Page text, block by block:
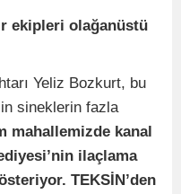
ekipleri olağanüstü
Yeliz Bozkurt, bu
sineklerin fazla
mahallemizde kanal
ilaçlama
TEKSİN’den